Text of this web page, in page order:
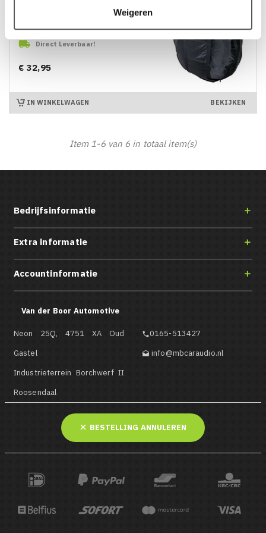
Weigeren
 Direct Leverbaar!
Prijs
€ 32,95
IN WINKELWAGEN BEKIJKEN
Item 1-6 van 6 in totaal item(s)
Bedrijfsinformatie 
Extra informatie 
Accountinformatie 
Van der Boor Automotive
Neon 25Q, 4751 XA Oud
Gastel
Industrieterrein Borchwerf II
Roosendaal
0165-513427
 info@mbcaraudio.nl
BESTELLING ANNULEREN